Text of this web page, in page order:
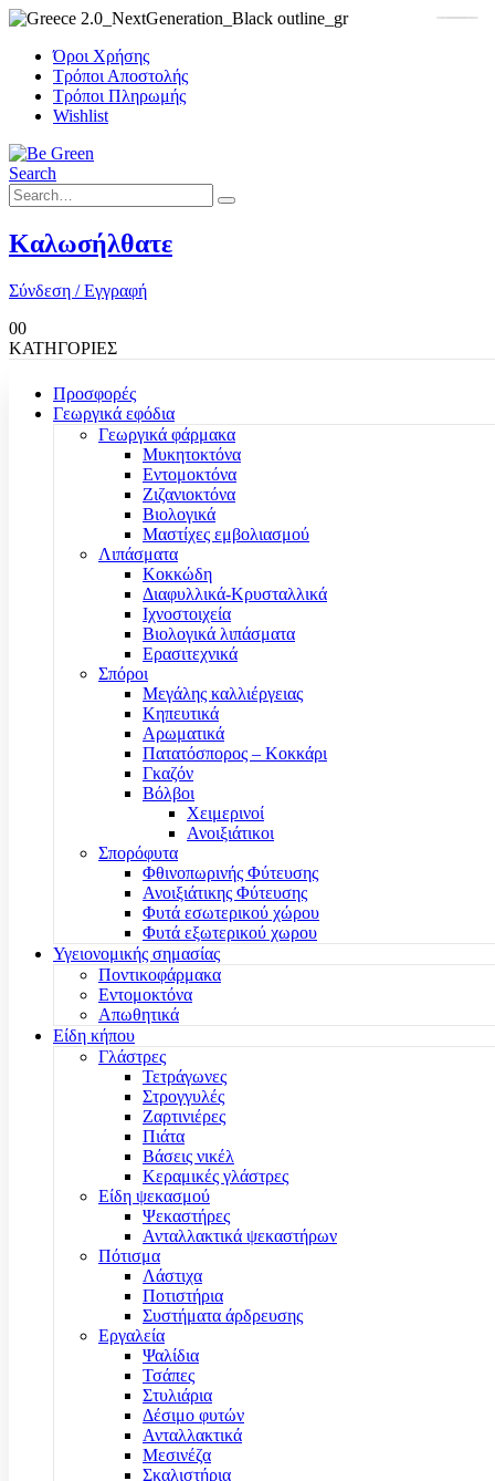
Όροι Χρήσης
Τρόποι Αποστολής
Τρόποι Πληρωμής
Wishlist
Search
Καλωσήλθατε
Σύνδεση / Εγγραφή
00
ΚΑΤΗΓΟΡΙΕΣ
Προσφορές
Γεωργικά εφόδια
Γεωργικά φάρμακα
Μυκητοκτόνα
Εντομοκτόνα
Ζιζανιοκτόνα
Βιολογικά
Μαστίχες εμβολιασμού
Λιπάσματα
Κοκκώδη
Διαφυλλικά-Κρυσταλλικά
Ιχνοστοιχεία
Βιολογικά λιπάσματα
Ερασιτεχνικά
Σπόροι
Μεγάλης καλλιέργειας
Κηπευτικά
Αρωματικά
Πατατόσπορος – Κοκκάρι
Γκαζόν
Βόλβοι
Χειμερινοί
Ανοιξιάτικοι
Σπορόφυτα
Φθινοπωρινής Φύτευσης
Ανοιξιάτικης Φύτευσης
Φυτά εσωτερικού χώρου
Φυτά εξωτερικού χωρου
Υγειονομικής σημασίας
Ποντικοφάρμακα
Εντομοκτόνα
Απωθητικά
Είδη κήπου
Γλάστρες
Τετράγωνες
Στρογγυλές
Ζαρτινιέρες
Πιάτα
Βάσεις νικέλ
Κεραμικές γλάστρες
Είδη ψεκασμού
Ψεκαστήρες
Ανταλλακτικά ψεκαστήρων
Πότισμα
Λάστιχα
Ποτιστήρια
Συστήματα άρδρευσης
Εργαλεία
Ψαλίδια
Τσάπες
Στυλιάρια
Δέσιμο φυτών
Ανταλλακτικά
Μεσινέζα
Σκαλιστήρια